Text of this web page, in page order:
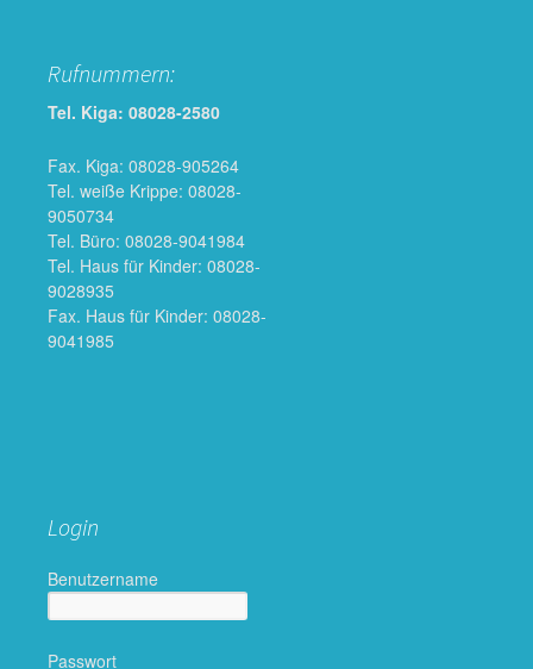
Rufnummern:
Tel. Kiga: 08028-2580
Fax. Kiga: 08028-905264
Tel. weiße Krippe: 08028-
9050734
Tel. Büro: 08028-9041984
Tel. Haus für Kinder: 08028-
9028935
Fax. Haus für Kinder: 08028-
9041985
Login
Benutzername
Passwort